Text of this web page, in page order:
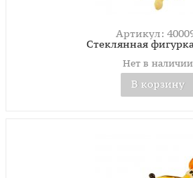
Артикул:
Стеклянная
Нет в наличии
В корзину